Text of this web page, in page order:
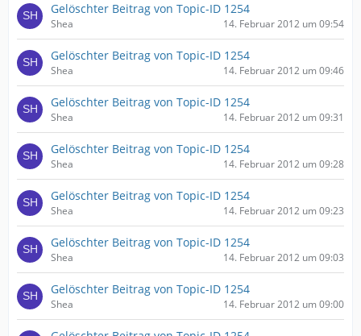
Gelöschter Beitrag von Topic-ID 1254
Shea 14. Februar 2012 um 09:54
Gelöschter Beitrag von Topic-ID 1254
Shea 14. Februar 2012 um 09:46
Gelöschter Beitrag von Topic-ID 1254
Shea 14. Februar 2012 um 09:31
Gelöschter Beitrag von Topic-ID 1254
Shea 14. Februar 2012 um 09:28
Gelöschter Beitrag von Topic-ID 1254
Shea 14. Februar 2012 um 09:23
Gelöschter Beitrag von Topic-ID 1254
Shea 14. Februar 2012 um 09:03
Gelöschter Beitrag von Topic-ID 1254
Shea 14. Februar 2012 um 09:00